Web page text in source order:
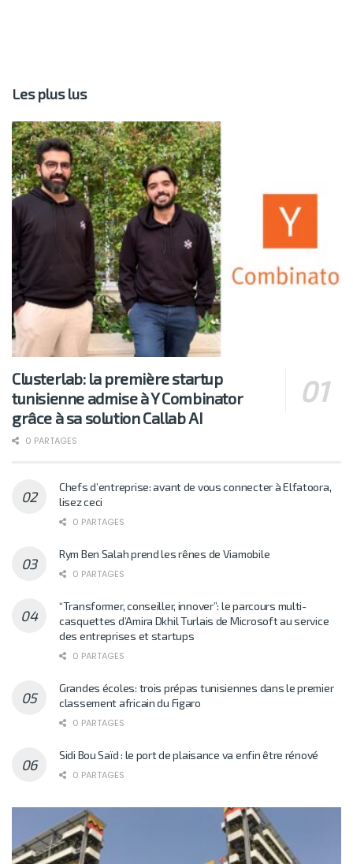
Les plus lus
Clusterlab: la première startup
tunisienne admise à Y Combinator
grâce à sa solution Callab AI
0 PARTAGES
Chefs d’entreprise: avant de vous connecter à Elfatoora,
lisez ceci
0 PARTAGES
Rym Ben Salah prend les rênes de Viamobile
0 PARTAGES
“Transformer, conseiller, innover”: le parcours multi-
casquettes d’Amira Dkhil Turlais de Microsoft au service
des entreprises et startups
0 PARTAGES
Grandes écoles: trois prépas tunisiennes dans le premier
classement africain du Figaro
0 PARTAGES
Sidi Bou Saïd : le port de plaisance va enfin être rénové
0 PARTAGES